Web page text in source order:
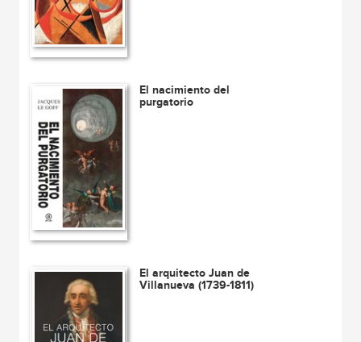
El nacimiento del
purgatorio
El arquitecto Juan de
Villanueva (1739-1811)